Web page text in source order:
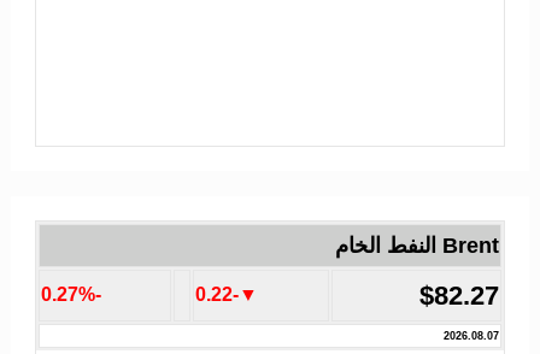
Brent النفط الخام
$82.27
▼-0.22
-0.27%
2026.08.07